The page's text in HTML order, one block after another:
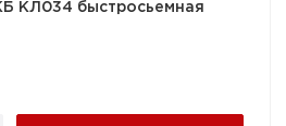
КЛ034 быстросьемная